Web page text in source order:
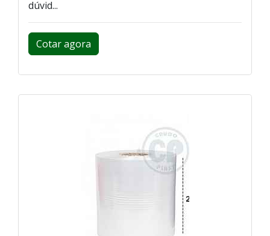
dúvid...
Cotar agora